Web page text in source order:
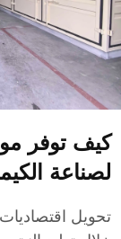
كيف توفر
لصناعة
تحويل اقتصاديات